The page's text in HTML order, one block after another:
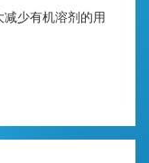
减少有机溶剂的用